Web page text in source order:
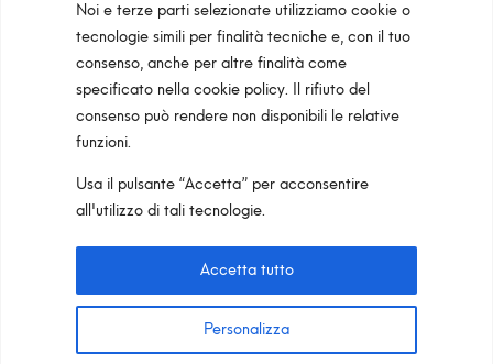
Noi e terze parti selezionate utilizziamo cookie o
tecnologie simili per finalità tecniche e, con il tuo
consenso, anche per altre finalità come
specificato nella cookie policy. Il rifiuto del
consenso può rendere non disponibili le relative
funzioni.
Usa il pulsante “Accetta” per acconsentire
all'utilizzo di tali tecnologie.
Personalizza
Accetta tutto
Programma Regionale Toscana FESR 2021 -
2027 OP1 OS1
Area riservata
Pan S.r.l. – Via G. Michelucci 1, 50028
Partita IVA e C.F. IT03865770485 – SDI code:
T +39 055 80 59 33 6-7 –panint@panint.it